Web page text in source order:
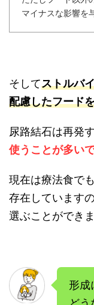
マイナスな影響を
そしてストルバ
配慮したフード
尿路結石は再発
使うことが多いで
現在は療法食で
存在しています
選ぶことができま
形成